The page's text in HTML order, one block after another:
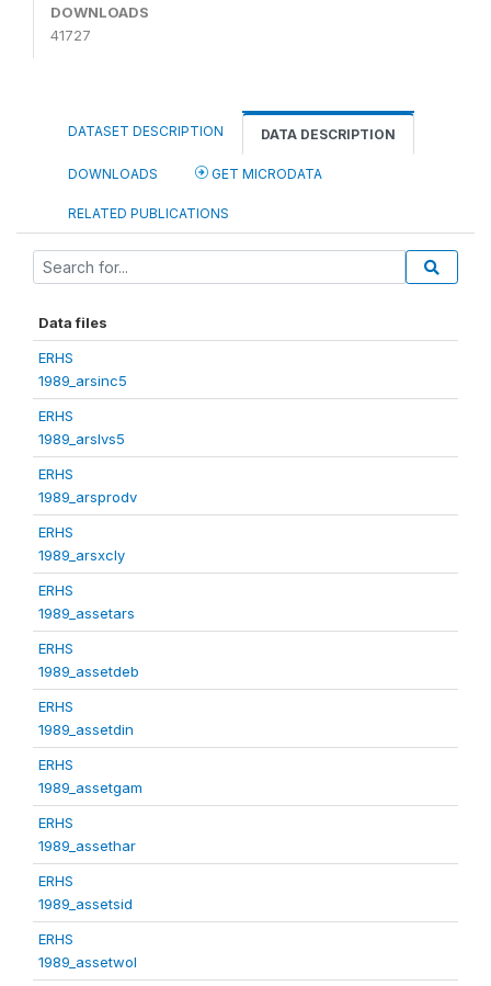
DOWNLOADS
41727
DATASET DESCRIPTION DATA DESCRIPTION
DOWNLOADS GET MICRODATA
RELATED PUBLICATIONS
Data files
ERHS
1989_arsinc5
ERHS
1989_arslvs5
ERHS
1989_arsprodv
ERHS
1989_arsxcly
ERHS
1989_assetars
ERHS
1989_assetdeb
ERHS
1989_assetdin
ERHS
1989_assetgam
ERHS
1989_assethar
ERHS
1989_assetsid
ERHS
1989_assetwol